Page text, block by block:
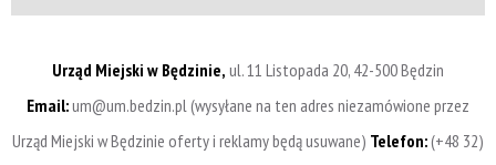
Urząd Miejski w Będzinie, ul. 11 Listopada 20, 42-500 Będzin
Email:um@um.bedzin.pl (wysyłane na ten adres niezamówione przez
Urząd Miejski w Będzinie oferty i reklamy będą usuwane) Telefon:(+48 32)